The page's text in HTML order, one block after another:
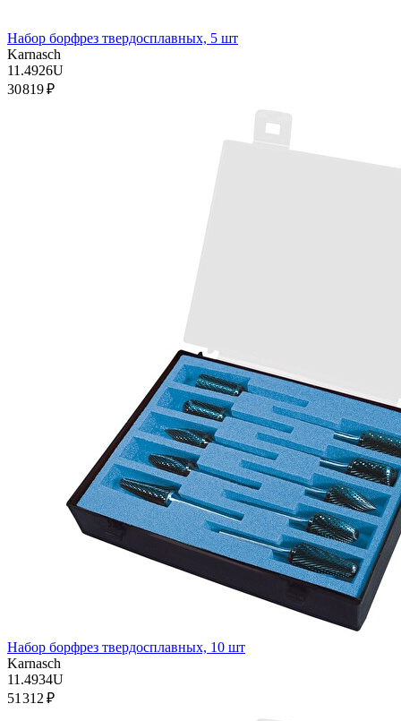
Набор борфрез твердосплавных, 5 шт
Karnasch
11.4926U
30 819 ₽
Набор борфрез твердосплавных, 10 шт
Karnasch
11.4934U
51 312 ₽